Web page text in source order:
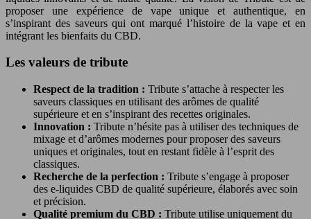
proposer une expérience de vape unique et authentique, en
s’inspirant des saveurs qui ont marqué l’histoire de la vape et en
intégrant les bienfaits du CBD.
Les valeurs de tribute
Respect de la tradition : Tribute s’attache à respecter les
saveurs classiques en utilisant des arômes de qualité
supérieure et en s’inspirant des recettes originales.
Innovation : Tribute n’hésite pas à utiliser des techniques de
mixage et d’arômes modernes pour proposer des saveurs
uniques et originales, tout en restant fidèle à l’esprit des
classiques.
Recherche de la perfection : Tribute s’engage à proposer
des e-liquides CBD de qualité supérieure, élaborés avec soin
et précision.
Qualité premium du CBD : Tribute utilise uniquement du